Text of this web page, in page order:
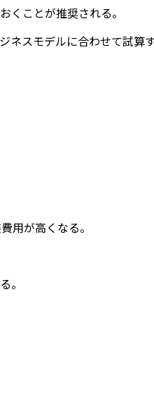
ことが推奨される。
ネスモデルに合わせて試算
用が高くなる。
。